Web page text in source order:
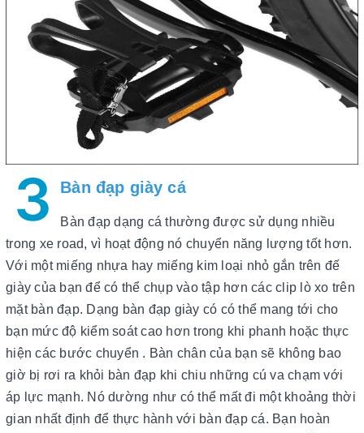
3 Bàn đạp giày cá
Bàn đạp dạng cá thường được sử dụng nhiều
trong xe road, vì hoạt động nó chuyển năng lượng tốt hơn.
Với một miếng nhựa hay miếng kim loại nhỏ gắn trên đế
giày của bạn để có thể chụp vào tập hơn các clip lò xo trên
mặt bàn đạp. Dạng bàn đạp giày có có thể mang tới cho
bạn mức độ kiểm soát cao hơn trong khi phanh hoặc thực
hiện các bước chuyển . Bàn chân của bạn sẽ không bao
giờ bị rơi ra khỏi bàn đạp khi chiu những cú va chạm với
áp lực mạnh. Nó dường như có thể mất đi một khoảng thời
gian nhất định để thực hành với bàn đạp cá. Bạn hoàn